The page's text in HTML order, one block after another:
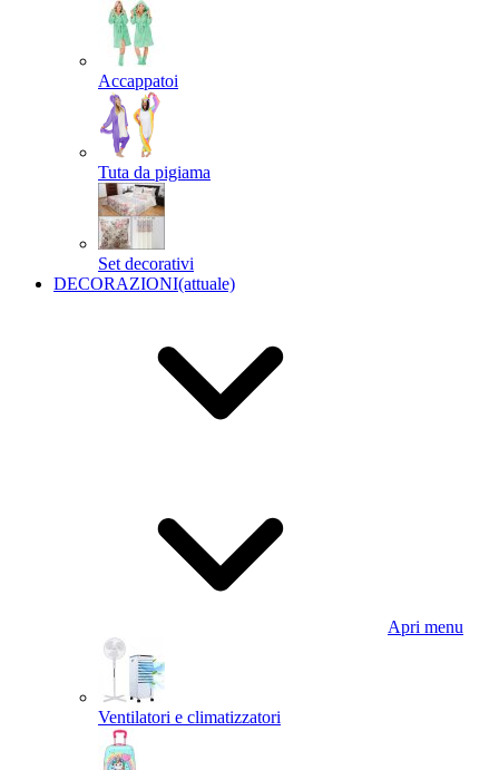
Accappatoi
Tuta da pigiama
Set decorativi
DECORAZIONI(attuale)
Apri menu
Ventilatori e climatizzatori